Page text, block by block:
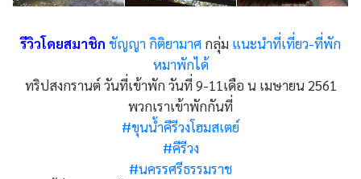
รีวิวโดยสมาชิก ชัญญา กิติยามาศ กลุ่ม แนะนำที่เที่ยว-ที่พัก
หมาพักได้
ทริปสงกรานต์ วันที่เข้าพัก วันที่ 9-11เดือ น เมษายน 2561
พวกเราเข้าพักกันที่
#ขุนน้ำคีรีวงโฮมสเตย์
#คีรีวง
#นครรศรีธรรมราช